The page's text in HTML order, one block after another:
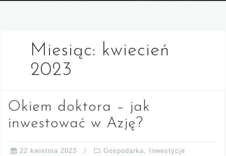
Miesiąc: kwiecień
2023
Okiem doktora – jak
inwestować w Azję?
22 kwietnia 2023 Gospodarka Inwestycje